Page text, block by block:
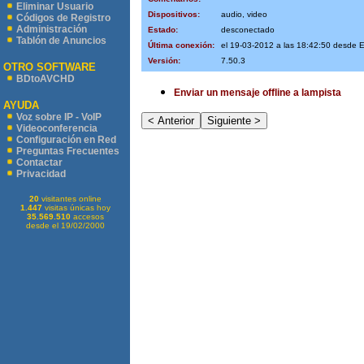
Eliminar Usuario
Códigos de Registro
Administración
Tablón de Anuncios
OTRO SOFTWARE
BDtoAVCHD
AYUDA
Voz sobre IP - VoIP
Videoconferencia
Configuración en Red
Preguntas Frecuentes
Contactar
Privacidad
20visitantes online
1.447visitas únicas hoy
35.569.510accesos
desde el 19/02/2000
Dispositivos:
audio, video
Estado:
desconectado
Última conexión:
el 19-03-2012 a las 18:42:50 desde
Versión:
7.50.3
Enviar un mensaje offline a lampista